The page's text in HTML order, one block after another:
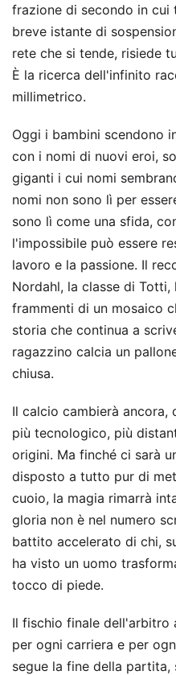
frazione di secondo in cui
breve istante di
rete che si tende, risiede
È la ricerca dell'infinito
millimetrico.
Oggi i bambini scendono
con i nomi di nuovi eroi,
giganti i cui nomi
nomi non sono lì per
sono lì come una sfida,
l'impossibile può essere
lavoro e la passione. Il
Nordahl, la classe di
frammenti di un mosaico
storia che continua a
ragazzino calcia un
chiusa.
Il calcio cambierà ancora,
più tecnologico, più
origini. Ma finché ci sarà
disposto a tutto pur di
cuoio, la magia rimarrà
gloria non è nel numero
battito accelerato di chi,
ha visto un uomo
tocco di piede.
Il fischio finale dell'arbitro
per ogni carriera e per
segue la fine della partita,